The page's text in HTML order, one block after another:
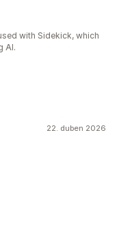
with Sidekick, which
AI.
22. duben 2026